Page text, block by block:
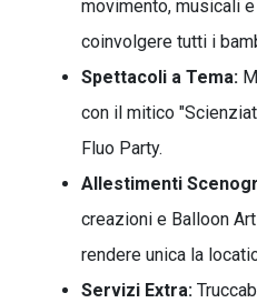
movimento, musicali
coinvolgere tutti i
Spettacoli a Tema:
con il mitico
Fluo Party.
Allestimenti
creazioni e Balloon
rendere unica la
Servizi Extra: